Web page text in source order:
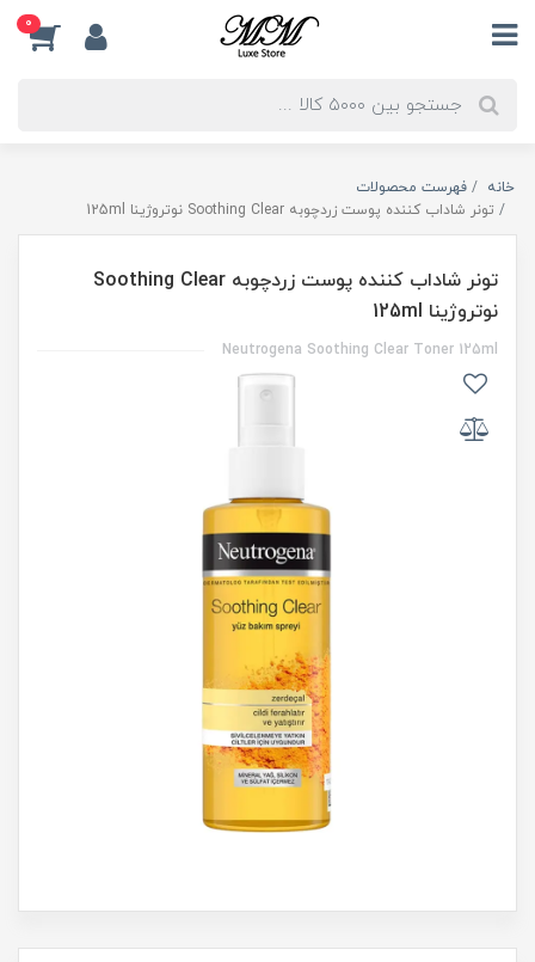
0
خانه
فهرست محصولات
تونر شاداب کننده پوست زردچوبه Soothing Clear نوتروژینا 125ml
تونر شاداب کننده پوست زردچوبه Soothing Clear
نوتروژینا 125ml
Neutrogena Soothing Clear Toner 125ml